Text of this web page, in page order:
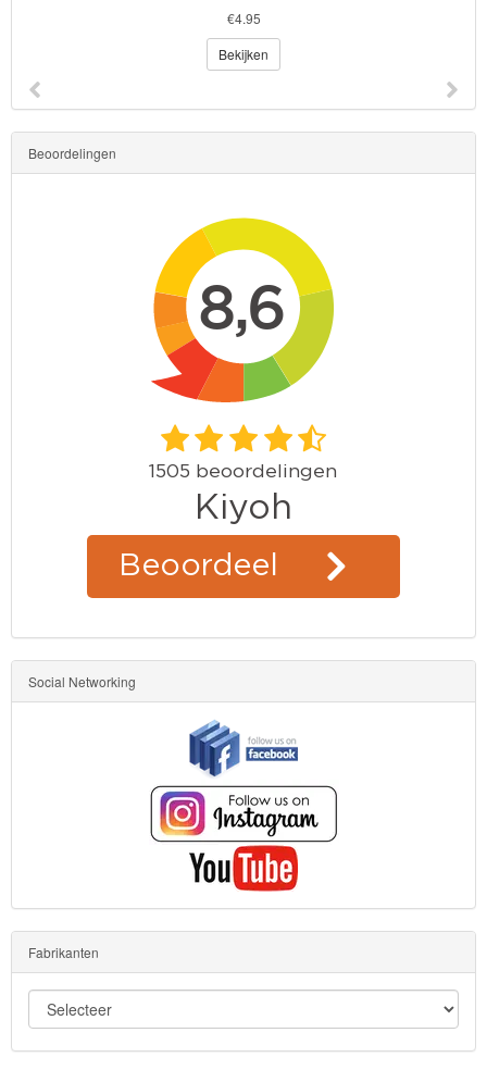
€4.95
Bekijken
Beoordelingen
Social Networking
Fabrikanten